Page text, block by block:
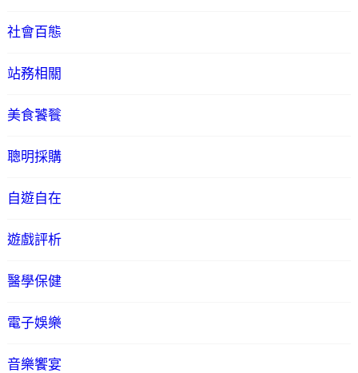
社會百態
站務相關
美食饕餮
聰明採購
自遊自在
遊戲評析
醫學保健
電子娛樂
音樂饗宴